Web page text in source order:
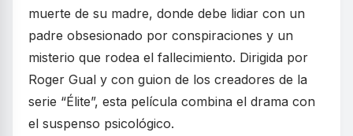
muerte de su madre, donde debe lidiar con un
padre obsesionado por conspiraciones y un
misterio que rodea el fallecimiento. Dirigida por
Roger Gual y con guion de los creadores de la
serie “Élite”, esta película combina el drama con
el suspenso psicológico.